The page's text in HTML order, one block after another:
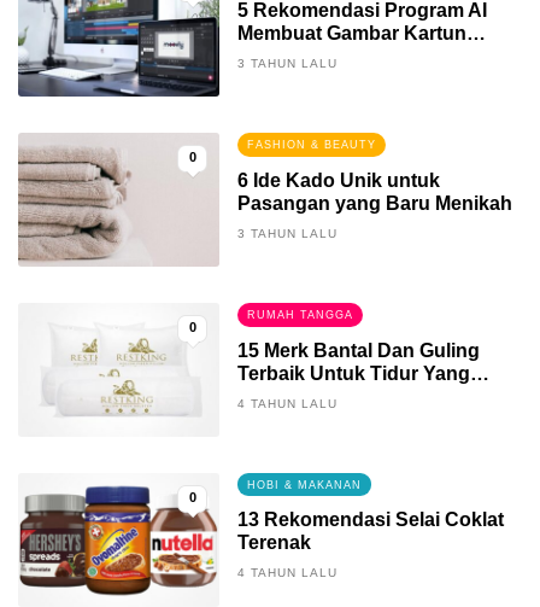
5 Rekomendasi Program AI
Membuat Gambar Kartun
Keren
3 TAHUN LALU
0
FASHION & BEAUTY
6 Ide Kado Unik untuk
Pasangan yang Baru Menikah
3 TAHUN LALU
0
RUMAH TANGGA
15 Merk Bantal Dan Guling
Terbaik Untuk Tidur Yang
Berkualitas
4 TAHUN LALU
0
HOBI & MAKANAN
13 Rekomendasi Selai Coklat
Terenak
4 TAHUN LALU